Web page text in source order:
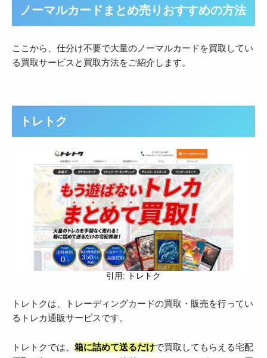
ノーマルカードまとめ売りおすすめの方法
ここから、仕分け不要で大量のノーマルカードを買取してい
る買取サービスと買取方法をご紹介します。
トレトク
引用: トレトク
トレトクは、トレーディングカードの買取・販売を行ってい
るトレカ通販サービスです。
トレトクでは、 箱に詰めて送るだけで買取してもらえる宅配